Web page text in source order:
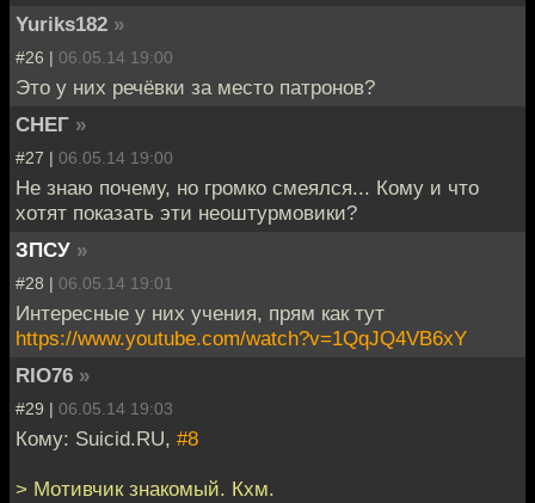
Yuriks182 »
#26 | 06.05.14 19:00
Это у них речёвки за место патронов?
СНЕГ »
#27 | 06.05.14 19:00
Не знаю почему, но громко смеялся... Кому и что
хотят показать эти неоштурмовики?
ЗПСУ »
#28 | 06.05.14 19:01
Интересные у них учения, прям как тут
https://www.youtube.com/watch?v=1QqJQ4VB6xY
RIO76 »
#29 | 06.05.14 19:03
Кому: Suicid.RU, #8
> Мотивчик знакомый. Кхм.